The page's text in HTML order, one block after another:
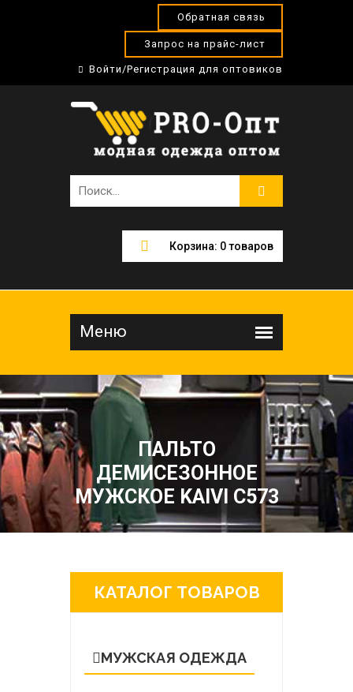
Обратная связь
Запрос на прайс-лист
Войти/Регистрация для оптовиков
Корзина: 0товаров
ПАЛЬТО
ДЕМИСЕЗОННОЕ
МУЖСКОЕ KAIVI C573
КАТАЛОГ ТОВАРОВ
МУЖСКАЯ ОДЕЖДА